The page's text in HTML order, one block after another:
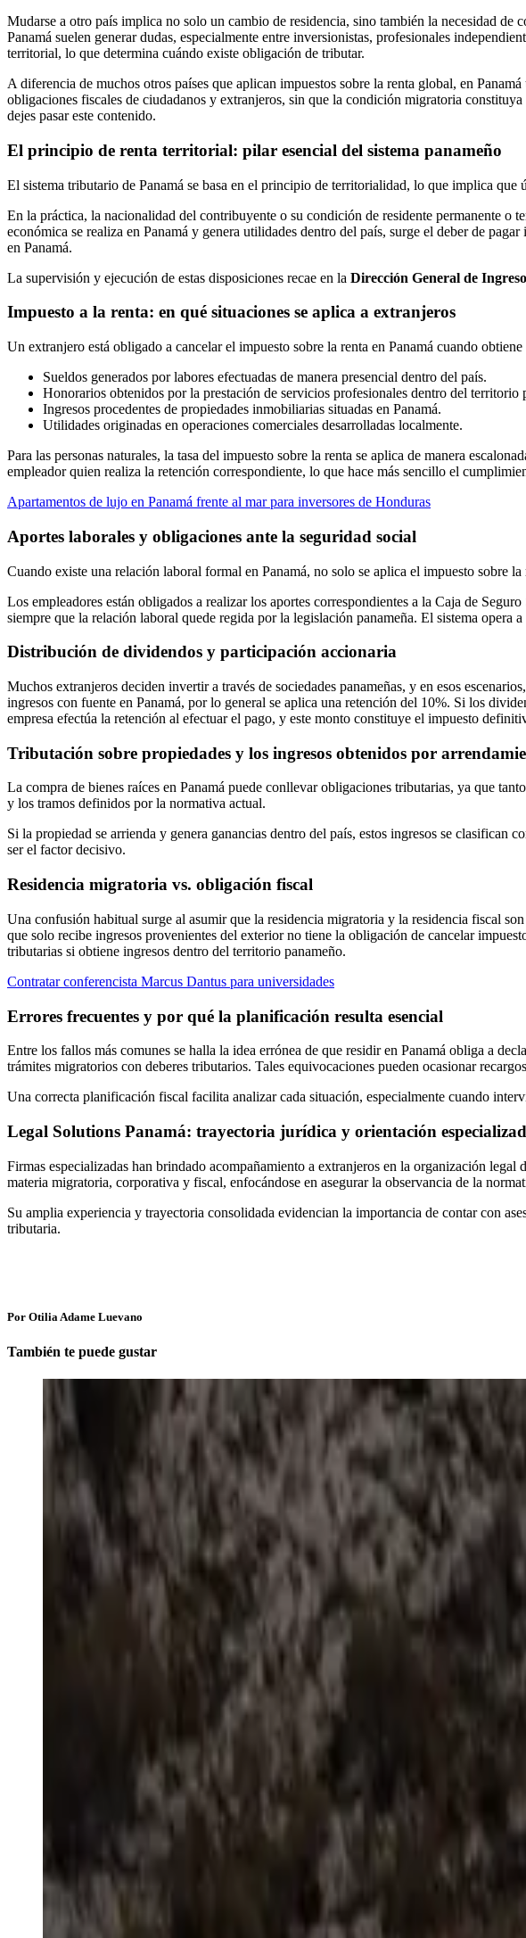
Mudarse a otro país implica no solo un cambio de residencia, sino también la necesidad de
Panamá suelen generar dudas, especialmente entre inversionistas, profesionales
territorial, lo que determina cuándo existe obligación de tributar.
A diferencia de muchos otros países que aplican impuestos sobre la renta global, en
obligaciones fiscales de ciudadanos y extranjeros, sin que la condición migratoria
dejes pasar este contenido.
El principio de renta territorial: pilar esencial del sistema panameño
El sistema tributario de Panamá se basa en el principio de territorialidad, lo que implica que
En la práctica, la nacionalidad del contribuyente o su condición de residente permanente
económica se realiza en Panamá y genera utilidades dentro del país, surge el deber de
en Panamá.
La supervisión y ejecución de estas disposiciones recae en la Dirección General de
Impuesto a la renta: en qué situaciones se aplica a extranjeros
Un extranjero está obligado a cancelar el impuesto sobre la renta en Panamá cuando
Sueldos generados por labores efectuadas de manera presencial dentro del país.
Honorarios obtenidos por la prestación de servicios profesionales dentro del territorio
Ingresos procedentes de propiedades inmobiliarias situadas en Panamá.
Utilidades originadas en operaciones comerciales desarrolladas localmente.
Para las personas naturales, la tasa del impuesto sobre la renta se aplica de manera
empleador quien realiza la retención correspondiente, lo que hace más sencillo el
Apartamentos de lujo en Panamá frente al mar para inversores de Honduras
Aportes laborales y obligaciones ante la seguridad social
Cuando existe una relación laboral formal en Panamá, no solo se aplica el impuesto sobre
Los empleadores están obligados a realizar los aportes correspondientes a la Caja de
siempre que la relación laboral quede regida por la legislación panameña. El sistema opera
Distribución de dividendos y participación accionaria
Muchos extranjeros deciden invertir a través de sociedades panameñas, y en esos
ingresos con fuente en Panamá, por lo general se aplica una retención del 10%. Si los
empresa efectúa la retención al efectuar el pago, y este monto constituye el impuesto
Tributación sobre propiedades y los ingresos obtenidos por
La compra de bienes raíces en Panamá puede conllevar obligaciones tributarias, ya que
y los tramos definidos por la normativa actual.
Si la propiedad se arrienda y genera ganancias dentro del país, estos ingresos se clasifican
ser el factor decisivo.
Residencia migratoria vs. obligación fiscal
Una confusión habitual surge al asumir que la residencia migratoria y la residencia fiscal
que solo recibe ingresos provenientes del exterior no tiene la obligación de cancelar
tributarias si obtiene ingresos dentro del territorio panameño.
Contratar conferencista Marcus Dantus para universidades
Errores frecuentes y por qué la planificación resulta esencial
Entre los fallos más comunes se halla la idea errónea de que residir en Panamá obliga a
trámites migratorios con deberes tributarios. Tales equivocaciones pueden ocasionar
Una correcta planificación fiscal facilita analizar cada situación, especialmente cuando
Legal Solutions Panamá: trayectoria jurídica y orientación
Firmas especializadas han brindado acompañamiento a extranjeros en la organización legal
materia migratoria, corporativa y fiscal, enfocándose en asegurar la observancia de la
Su amplia experiencia y trayectoria consolidada evidencian la importancia de contar con
tributaria.
Por Otilia Adame Luevano
También te puede gustar